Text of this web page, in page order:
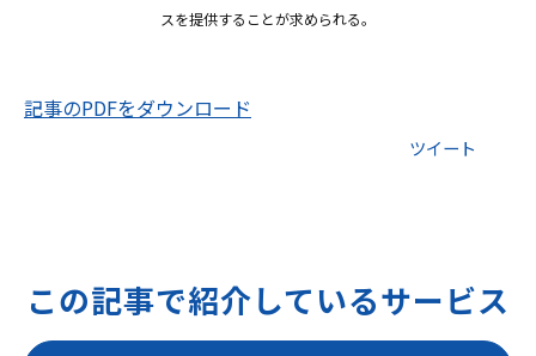
スを提供することが求められる。
記事のPDFをダウンロード
ツイート
この記事で紹介しているサービス